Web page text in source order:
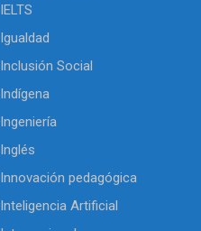
IELTS
Igualdad
Inclusión Social
Indígena
Ingeniería
Inglés
Innovación pedagógica
Inteligencia Artificial